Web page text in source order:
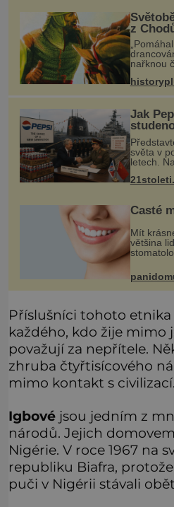
z
zrádce
nařknou
Jindřich
Zachová
Jak
dostala
světa v
letech.
arzenál
Časté
Mít
většina
které se
Které?
Příslušníci tohoto etnika
každého, kdo žije mimo
považují za nepřítele.
zhruba čtyřtisícového
mimo kontakt s civilizací.
Igbové jsou jedním z
národů. Jejich
Nigérie. V roce 1967 na
republiku Biafra,
puči v Nigérii stávali